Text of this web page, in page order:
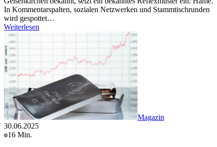
In Kommentarspalten, sozialen Netzwerken und Stammtischrunden
wird gespottet…
Weiterlesen
Magazin
30.06.2025
16 Min.